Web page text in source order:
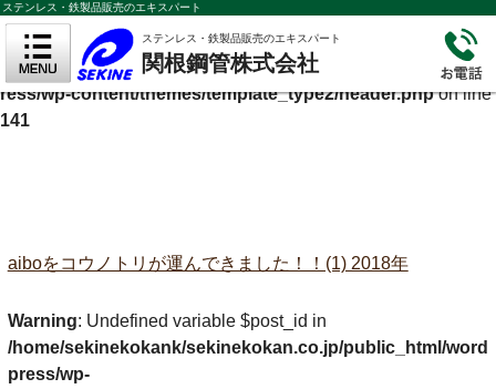
Warning
: Undefined variable $cf_description in
/home/sekinekokank/sekinekokan.co.jp/public_html/wordp
ress/wp-content/themes/template_type2/header.phpon line
141
ステンレス・鉄製品販売のエキスパート
ステンレス・鉄製品販売のエキスパート
関根鋼管株式会社
aiboをコウノトリが運んできました！！(1) 2018年
Warning: Undefined variable $post_id in
/home/sekinekokank/sekinekokan.co.jp/public_html/word
press/wp-